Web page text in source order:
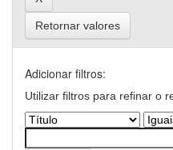
Retornar valores
Adicionar filtros:
Utilizar filtros para refinar o